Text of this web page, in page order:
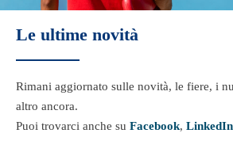
Le ultime novità
Rimani aggiornato sulle novità, le fiere, i
altro ancora.
Puoi trovarci anche su Facebook, LinkedIn